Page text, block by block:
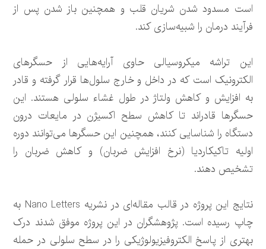
است مسدود شدن شریان قلب و همچنین باز شدن پس از
فرآیند درمان را شبیه‌سازی کند.
این تراشه میکروسیالی حاوی آرایه‌هایی از حسگرهای
الکترونیک است که در داخل و خارج سلول‌ها قرار گرفته و قادر
به افزایش و کاهش ولتاژ در طول غشاء سلولی هستند. این
حسگرها قادراند تا کاهش سطح اکسیژن در مایعات درون
دستگاه را شناسایی کنند، همچنین این حسگرها می‌توانند دوره
اولیه تاکیکاردیا (نرخ افزایش ضربان) و کاهش ضربان را
تشخیص دهند.
نتایج این پروژه در قالب مقاله‌ای در نشریه Nano Letters به
چاپ رسیده است. پژوهشگران در این پروژه موفق شدند درک
بهتری از پاسخ الکتروفیزیولوژیکی را در سطح سلولی در حمله